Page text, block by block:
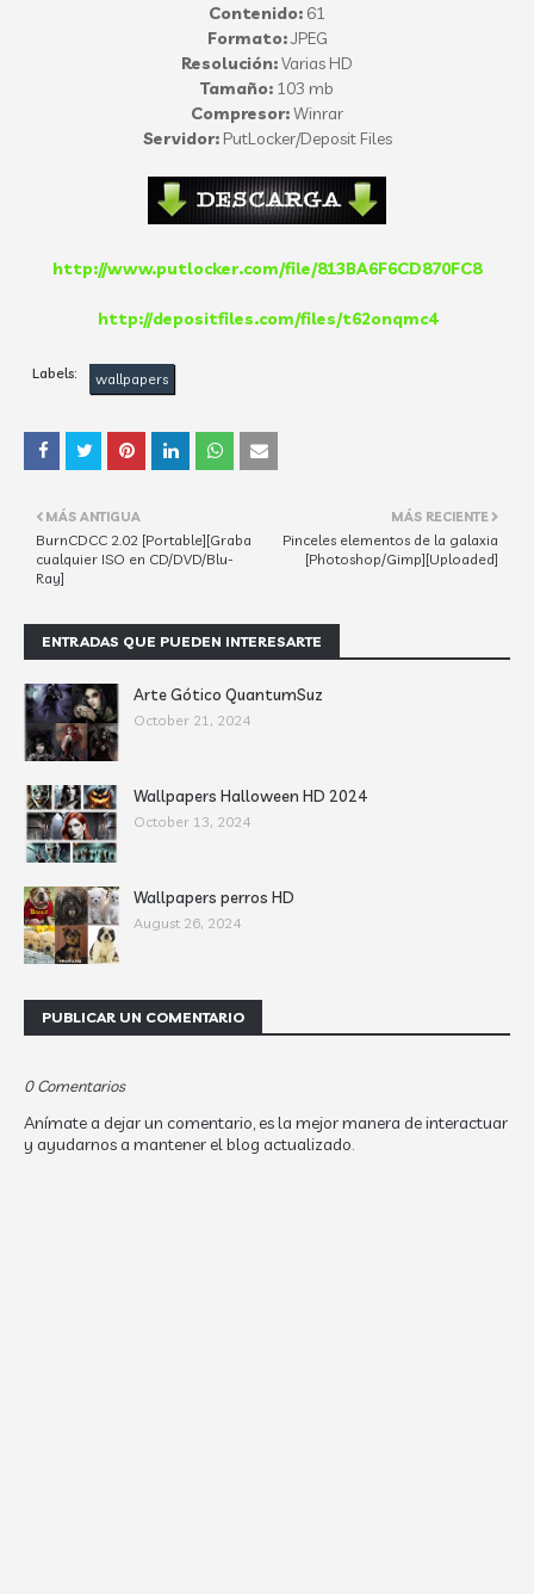
Contenido: 61
Formato:JPEG
Resolución:Varias HD
Tamaño: 103 mb
Compresor:Winrar
Servidor:PutLocker/Deposit Files
http://www.putlocker.com/file/813BA6F6CD870FC8
http://depositfiles.com/files/t62onqmc4
Labels: wallpapers
MÁS RECIENTE
Pinceles elementos de la galaxia
[Photoshop/Gimp][Uploaded]
MÁS ANTIGUA
BurnCDCC 2.02 [Portable][Graba
cualquier ISO en CD/DVD/Blu-
Ray]
ENTRADAS QUE PUEDEN INTERESARTE
Arte Gótico QuantumSuz
October 21, 2024
Wallpapers Halloween HD 2024
October 13, 2024
Wallpapers perros HD
August 26, 2024
PUBLICAR UN COMENTARIO
0 Comentarios
Anímate a dejar un comentario, es la mejor manera de interactuar
y ayudarnos a mantener el blog actualizado.